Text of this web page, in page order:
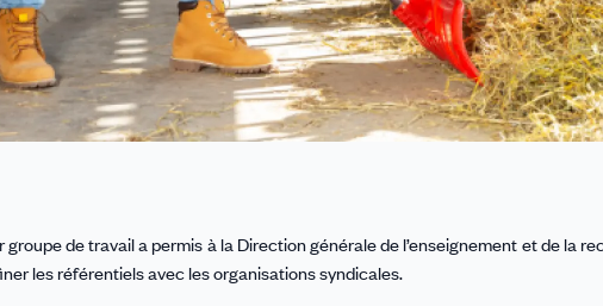
groupe de travail a permis à la Direction générale de l’enseignement et de la
les référentiels avec les organisations syndicales.